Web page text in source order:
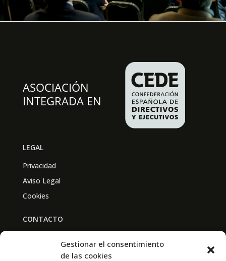
Gestionar el consentimiento
de las cookies
LEGAL
Privacidad
Aviso Legal
Cookies
CONTACTO
Av. Real Academia de Medicina